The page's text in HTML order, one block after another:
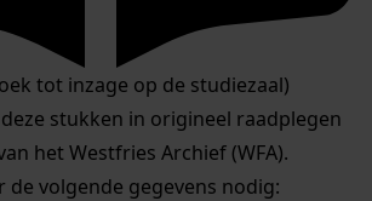
tot inzage op de studiezaal)
stukken in origineel raadplegen
het Westfries Archief (WFA).
de volgende gegevens nodig: